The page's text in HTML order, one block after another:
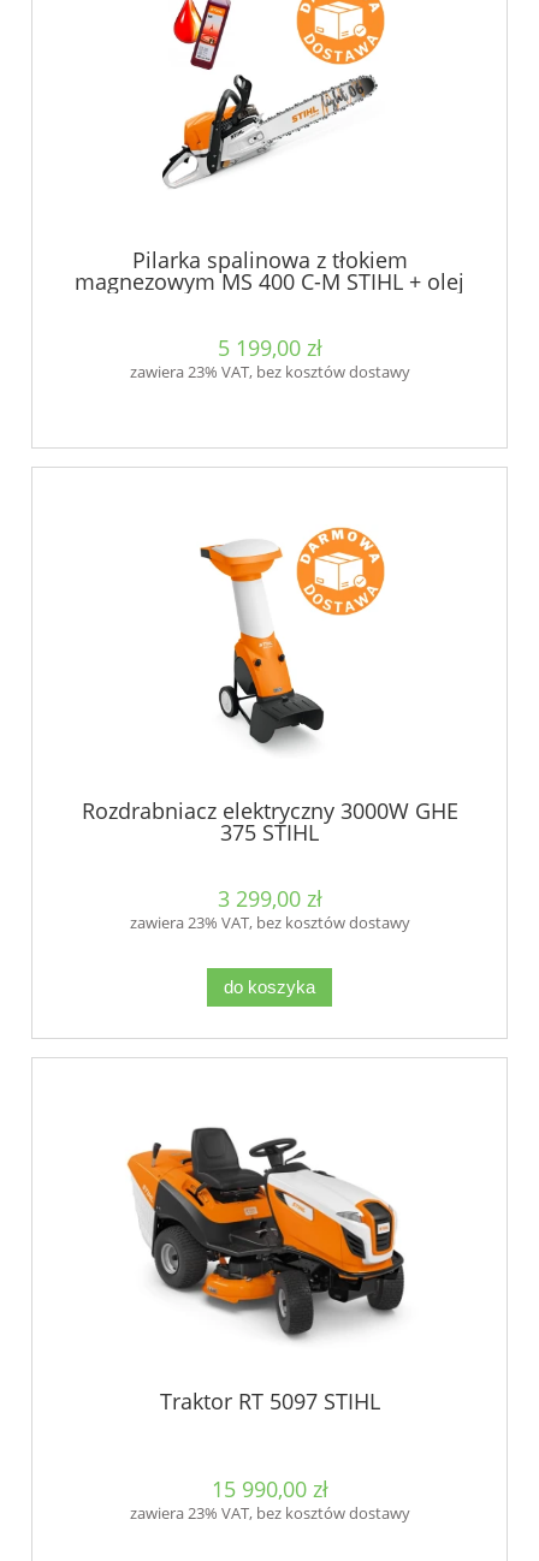
Pilarka spalinowa z tłokiem
magnezowym MS 400 C-M STIHL + olej
5 199,00 zł
zawiera 23% VAT, bez kosztów dostawy
Rozdrabniacz elektryczny 3000W GHE
375 STIHL
3 299,00 zł
zawiera 23% VAT, bez kosztów dostawy
do koszyka
Traktor RT 5097 STIHL
15 990,00 zł
zawiera 23% VAT, bez kosztów dostawy